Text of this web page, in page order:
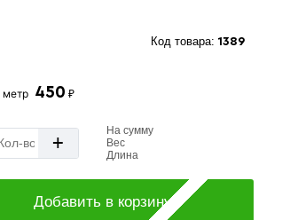
Код товара: 1389
метр 450 ₽
+
На сумму
Вес
Длина
Добавить в корзину